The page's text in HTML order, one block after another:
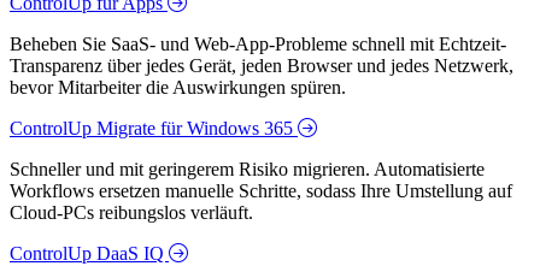
Beheben Sie SaaS- und Web-App-Probleme schnell mit Echtzeit-
Transparenz über jedes Gerät, jeden Browser und jedes Netzwerk,
bevor Mitarbeiter die Auswirkungen spüren.
ControlUp Migrate für Windows 365
Schneller und mit geringerem Risiko migrieren. Automatisierte
Workflows ersetzen manuelle Schritte, sodass Ihre Umstellung auf
Cloud-PCs reibungslos verläuft.
ControlUp DaaS IQ